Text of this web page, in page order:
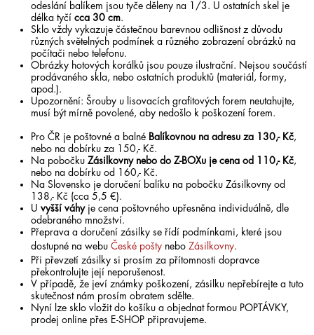
odeslání balíkem jsou tyče děleny na 1/3. U ostatních skel je
délka tyčícca 30 cm.
Sklo vždy vykazuje částečnou barevnou odlišnost z důvodu
různých světelných podmínek a různého zobrazení obrázků na
počítači nebo telefonu.
Obrázky hotových korálků jsou pouze ilustrační. Nejsou součástí
prodávaného skla, nebo ostatních produktů (materiál, formy,
apod.).
Upozornění: Šrouby u lisovacích grafitových forem neutahujte,
musí být mírně povolené, aby nedošlo k poškození forem.
Pro ČR je poštovné a balné Balíkovnou na adresu za 130,- Kč,
nebo na dobírku za 150,- Kč.
Na pobočkuZásilkovny nebo do Z-BOXu je cena od 110,- Kč,
nebo na dobírku od 160,- Kč.
Na Slovensko je doručení balíku na pobočku Zásilkovny od
138,- Kč (cca 5,5 €).
Uvyšší váhyje cena poštovného upřesněna individuálně, dle
odebraného množství.
Přeprava a doručení zásilky se řídí podmínkami, které jsou
dostupné na webuČeské pošty nebo Zásilkovny.
Při převzetí zásilky si prosím za přítomnosti dopravce
překontrolujte její neporušenost.
V případě, že jeví známky poškození, zásilku nepřebírejte a tuto
skutečnost nám prosím obratem sdělte.
Nyní lze sklo vložit do košíku a objednat formou POPTÁVKY,
prodej online přes E-SHOP připravujeme.